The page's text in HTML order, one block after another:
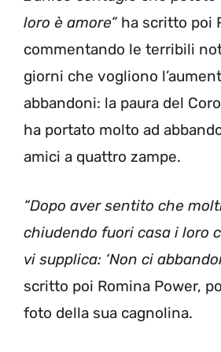
loro è amore” ha scritto poi
commentando le terribili
giorni che vogliono
abbandoni: la paura del
ha portato molto ad
amici a quattro zampe.
“Dopo aver sentito che
chiudendo fuori casa i loro
vi supplica: ‘Non ci
scritto poi Romina Power,
foto della sua cagnolina.